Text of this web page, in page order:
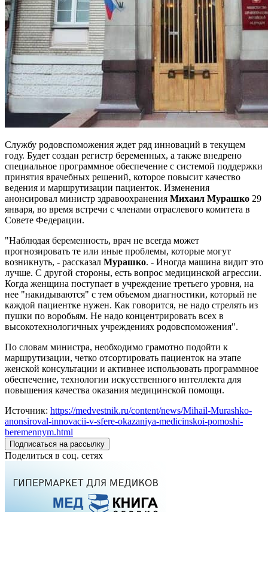
Службу родовспоможения ждет ряд инноваций в текущем
году. Будет создан регистр беременных, а также внедрено
специальное программное обеспечение с системой поддержки
принятия врачебных решений, которое повысит качество
ведения и маршрутизации пациенток. Изменения
анонсировал министр здравоохранения Михаил Мурашко 29
января, во время встречи с членами отраслевого комитета в
Совете Федерации.
"Наблюдая беременность, врач не всегда может
прогнозировать те или иные проблемы, которые могут
возникнуть, - рассказал Мурашко. - Иногда машина видит это
лучше. С другой стороны, есть вопрос медицинской агрессии.
Когда женщина поступает в учреждение третьего уровня, на
нее "накидываются" с тем объемом диагностики, который не
каждой пациентке нужен. Как говорится, не надо стрелять из
пушки по воробьям. Не надо концентрировать всех в
высокотехнологичных учреждениях родовспоможения".
По словам министра, необходимо грамотно подойти к
маршрутизации, четко отсортировать пациенток на этапе
женской консультации и активнее использовать программное
обеспечение, технологии искусственного интеллекта для
повышения качества оказания медицинской помощи.
Источник: https://medvestnik.ru/content/news/Mihail-Murashko-
anonsiroval-innovacii-v-sfere-okazaniya-medicinskoi-pomoshi-
beremennym.html
Подписаться на рассылку
Поделиться в соц. сетях